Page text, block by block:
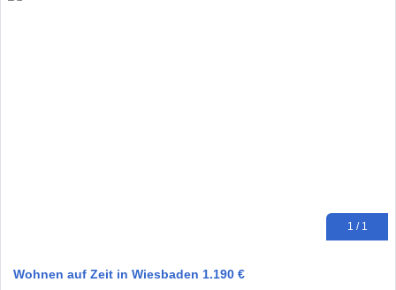
1 / 1
Wohnen auf Zeit in Wiesbaden 1.190 €